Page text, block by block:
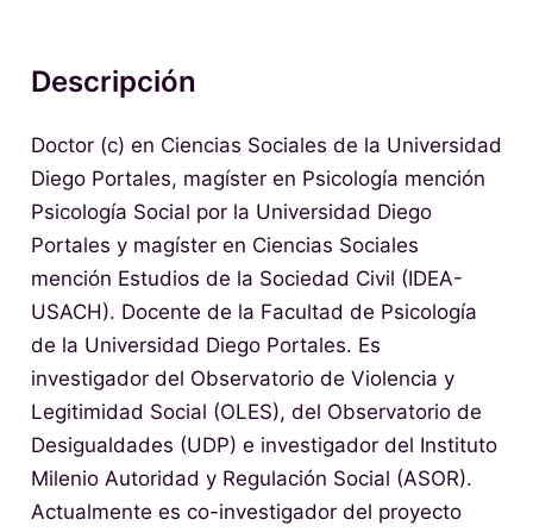
Descripción
Doctor (c) en Ciencias Sociales de la Universidad
Diego Portales, magíster en Psicología mención
Psicología Social por la Universidad Diego
Portales y magíster en Ciencias Sociales
mención Estudios de la Sociedad Civil (IDEA-
USACH). Docente de la Facultad de Psicología
de la Universidad Diego Portales. Es
investigador del Observatorio de Violencia y
Legitimidad Social (OLES), del Observatorio de
Desigualdades (UDP) e investigador del Instituto
Milenio Autoridad y Regulación Social (ASOR).
Actualmente es co-investigador del proyecto